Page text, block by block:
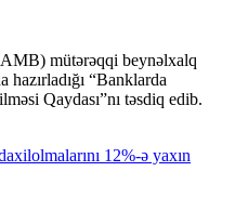
mütərəqqi beynəlxalq
hazırladığı “Banklarda
Qaydası”nı təsdiq edib.